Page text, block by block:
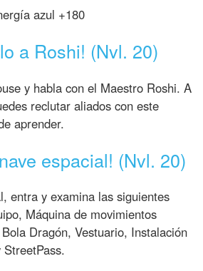
azul +180
a Roshi! (Nvl. 20)
y habla con el Maestro Roshi. A
reclutar aliados con este
aprender.
espacial! (Nvl. 20)
entra y examina las siguientes
Máquina de movimientos
Dragón, Vestuario, Instalación